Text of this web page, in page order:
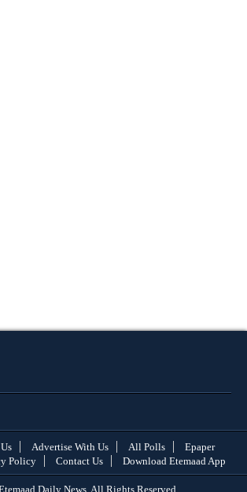
Advertise With Us All Polls
Epaper
Policy Contact Us Download Etemaad App
Daily News, All Rights Reserved.